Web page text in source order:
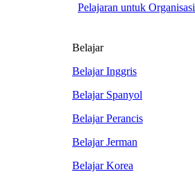
Pelajaran untuk Organisasi
Belajar
Belajar Inggris
Belajar Spanyol
Belajar Perancis
Belajar Jerman
Belajar Korea